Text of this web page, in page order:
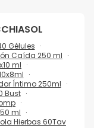
Gélules
Caída 250 ml
ml
Íntimo 250ml
Bust
ml
Hierbas 60Tav